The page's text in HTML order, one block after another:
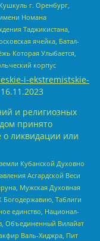
г. Оренбург,
Номана
Таджикистана,
ячейка, Батал-
Которая Улыбается,
корпус
i-ekstremistskie-
16.11.2023
и религиозных
принято
о ликвидации или
Кубанской Духовно
Асгардской Веси
Мужская Духовная
Богодержавию, Таблиги
единство, Национал-
Объединенный Вилайат
Валь-Хиджра, Пит